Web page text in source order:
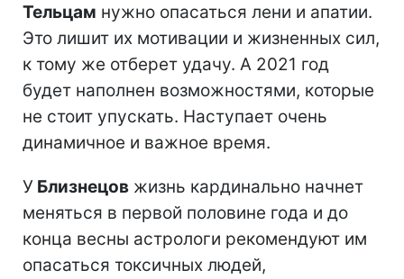
Тельцам нужно опасаться лени и апатии.
Это лишит их мотивации и жизненных сил,
к тому же отберет удачу. А 2021 год
будет наполнен возможностями, которые
не стоит упускать. Наступает очень
динамичное и важное время.
У Близнецов жизнь кардинально начнет
меняться в первой половине года и до
конца весны астрологи рекомендуют им
опасаться токсичных людей,